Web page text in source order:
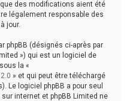
des modifications aient été
légalement responsable des
jour.
phpBB (désignés ci-après par
») qui est un logiciel de
la «
» et qui peut être téléchargé
Le logiciel phpBB a pour seul
internet et phpBB Limited ne